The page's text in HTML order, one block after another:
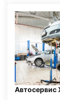
Автосервис